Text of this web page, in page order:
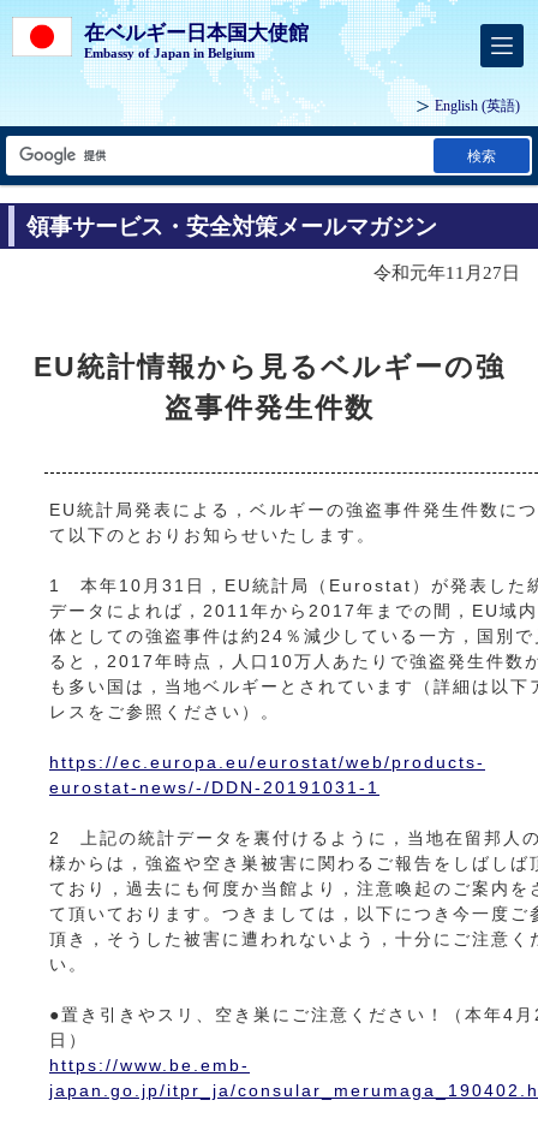
在ベルギー日本国大使館
Embassy of Japan in Belgium
English (英語)
検索
領事サービス・安全対策メールマガジン
令和元年11月27日
EU統計情報から見るベルギーの強
盗事件発生件数
EU統計局発表による，ベルギーの強盗事件発生件数に
て以下のとおりお知らせいたします。
1 本年10月31日，EU統計局（Eurostat）が発表した
データによれば，2011年から2017年までの間，EU域
体としての強盗事件は約24％減少している一方，国別で
ると，2017年時点，人口10万人あたりで強盗発生件数
も多い国は，当地ベルギーとされています（詳細は以下
レスをご参照ください）。
https://ec.europa.eu/eurostat/web/products-
eurostat-news/-/DDN-20191031-1
2 上記の統計データを裏付けるように，当地在留邦人
様からは，強盗や空き巣被害に関わるご報告をしばしば
ており，過去にも何度か当館より，注意喚起のご案内を
て頂いております。つきましては，以下につき今一度ご
頂き，そうした被害に遭われないよう，十分にご注意く
い。
●置き引きやスリ、空き巣にご注意ください！（本年4
日）
https://www.be.emb-
japan.go.jp/itpr_ja/